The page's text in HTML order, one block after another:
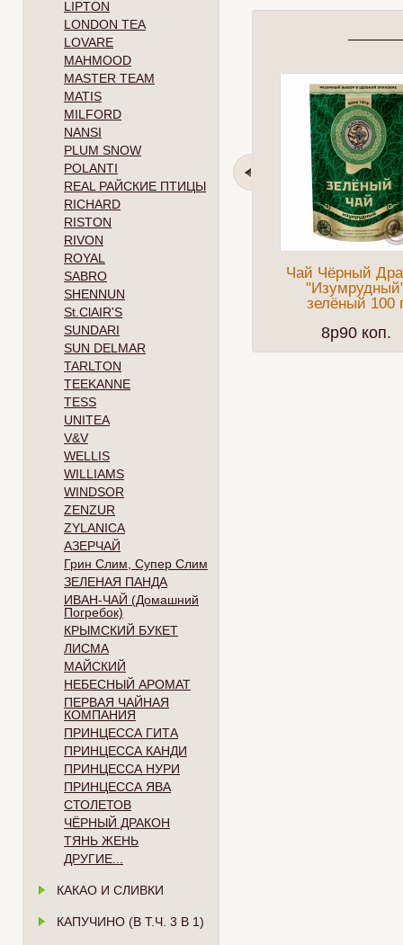
LIPTON
LONDON TEA
LOVARE
MAHMOOD
MASTER TEAM
MATIS
MILFORD
NANSI
PLUM SNOW
POLANTI
REAL РАЙСКИЕ ПТИЦЫ
RICHARD
RISTON
RIVON
ROYAL
SABRO
SHENNUN
St.ClAIR'S
SUNDARI
SUN DELMAR
TARLTON
TEEKANNE
TESS
UNITEA
V&V
WELLIS
WILLIAMS
WINDSOR
ZENZUR
ZYLANICA
АЗЕРЧАЙ
Грин Слим, Супер Слим
ЗЕЛЕНАЯ ПАНДА
ИВАН-ЧАЙ (Домашний
Погребок)
КРЫМСКИЙ БУКЕТ
ЛИСМА
МАЙСКИЙ
НЕБЕСНЫЙ АРОМАТ
ПЕРВАЯ ЧАЙНАЯ
КОМПАНИЯ
ПРИНЦЕССА ГИТА
ПРИНЦЕССА КАНДИ
ПРИНЦЕССА НУРИ
ПРИНЦЕССА ЯВА
СТОЛЕТОВ
ЧЁРНЫЙ ДРАКОН
ТЯНЬ ЖЕНЬ
ДРУГИЕ...
КАКАО И СЛИВКИ
КАПУЧИНО (В Т.Ч. 3 В 1)
Чай Чёрный
зелёный 100
8p90 коп.